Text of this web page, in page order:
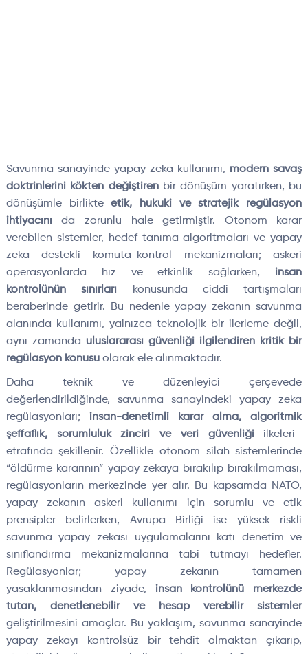
Savunma sanayinde yapay zeka kullanımı, modern savaş
doktrinlerini kökten değiştiren bir dönüşüm yaratırken, bu
dönüşümle birlikteetik, hukuki ve stratejik regülasyon
ihtiyacını da zorunlu hale getirmiştir. Otonom karar
verebilen sistemler, hedef tanıma algoritmaları ve yapay
zeka destekli komuta-kontrol mekanizmaları; askeri
operasyonlarda hız ve etkinlik sağlarken, insan
kontrol ünün sınırları konusunda ciddi tartışmaları
beraberinde getirir. Bu nedenle yapay zekanın savunma
alanında kullanımı, yalnızca teknolojik bir ilerleme değil,
aynı zamanda uluslararası güvenliği ilgilendiren kritik bir
regülasyon konusuolarak ele al ınmaktadır.
Daha teknik ve düzenleyici çerçevede
değerlendirildiğinde, savunma sanayindeki yapay zeka
regülasyonları; insan-denetimli karar alma,algoritmik
şeffaflık, sorumluluk zinciri ve veri güvenliği ilkeleri
etrafında şekillenir.Özellikle otonom silah sistemlerinde
“öldürme kararının” yapay zekaya bırakılıp bırakılmaması,
regülasyonların merkezinde yer alır. Bu kapsamda NATO,
yapay zekanın askeri kullanımı için sorumlu ve etik
prensipler belirlerken, Avrupa Birliği ise yüksek riskli
savunma yapay zekası uygulamalarını katı denetim ve
sınıflandırma mekanizmalarına tabi tutmayı hedefler.
Regülasyonlar; yapay zekanın tamamen
yasaklanmasından ziyade, insan kontrol ünü merkezde
tutan, denetlenebilir ve hesap verebilir sistemler
geliştirilmesini amaçlar. Bu yaklaşım, savunma sanayinde
yapay zekayı kontrolsüz bir tehdit olmaktan çıkarıp,